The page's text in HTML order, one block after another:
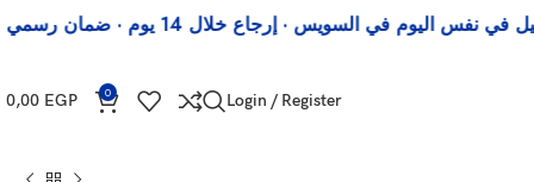
Login / Register
0
0,00 EGP
السويس · إرجاع خلال 14 يوم · ضمان رسمي